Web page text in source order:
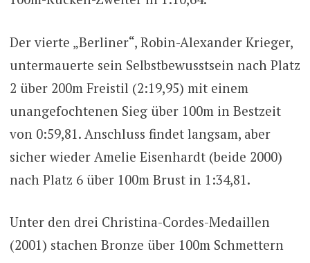
Der vierte „Berliner“, Robin-Alexander Krieger,
untermauerte sein Selbstbewusstsein nach Platz
2 über 200m Freistil (2:19,95) mit einem
unangefochtenen Sieg über 100m in Bestzeit
von 0:59,81. Anschluss findet langsam, aber
sicher wieder Amelie Eisenhardt (beide 2000)
nach Platz 6 über 100m Brust in 1:34,81.
Unter den drei Christina-Cordes-Medaillen
(2001) stachen Bronze über 100m Schmettern